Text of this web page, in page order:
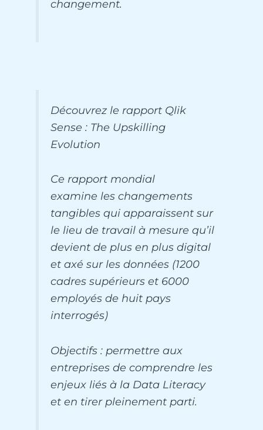
changement.
Découvrez le rapport Qlik
Sense : The Upskilling
Evolution
Ce rapport mondial
examine les changements
tangibles qui apparaissent sur
le lieu de travail à mesure qu’il
devient de plus en plus digital
et axé sur les données (1200
cadres supérieurs et 6000
employés de huit pays
interrogés)
Objectifs : permettre aux
entreprises de comprendre les
enjeux liés à la Data Literacy
et en tirer pleinement parti.